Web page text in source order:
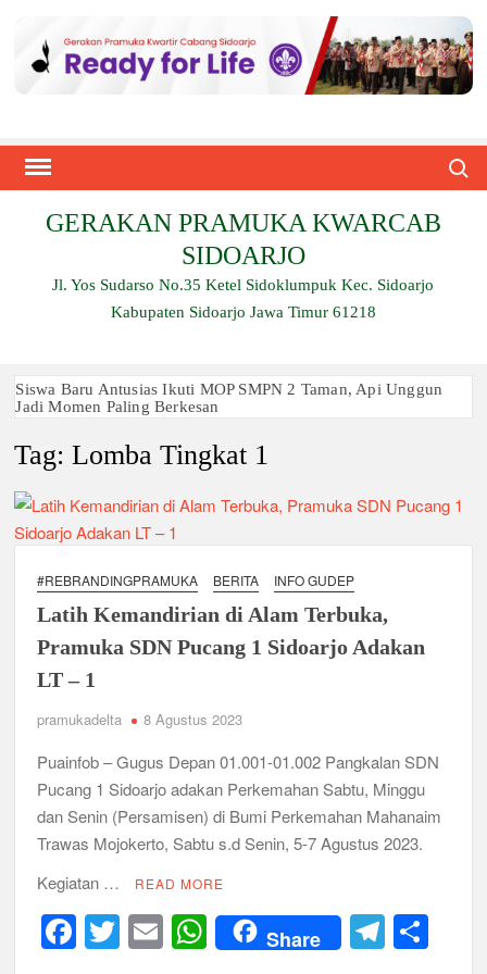
content
GERAKAN PRAMUKA KWARCAB
SIDOARJO
Jl. Yos Sudarso No.35 Ketel Sidoklumpuk Kec. Sidoarjo
Kabupaten Sidoarjo Jawa Timur 61218
Siswa Baru Antusias Ikuti MOP SMPN 2 Taman, Api Unggun
Jadi Momen Paling Berkesan
Berjalan 2 Kilometer hingga Taklukkan Beragam Ujian, Inilah
Ambalan SMAN 3 Sidoarjo Gelar Anjangsana dan Buka
Bersama 2026, Pererat Tali Persaudaraan
Relevansi Pemikiran Baden-Powell dalam Pembinaan
Generasi Muda di Era Digital
Semangat “Cerdas, Ceria, Cekatan” Warnai Pesta Siaga
Kwarran Sukodono Tahun 2026
Berkarakter, Berprestasi, Berbudi Luhur : Lomba Tingkat I
Cetak Generasi Tangguh
Pramuka SMKN 1 Jabon Tempa Disiplin dan Kepedulian
Sosial Melalui Jelajah Desa
Gemuruh Semangat di Pangkalan SMP YPM 1 Taman: Saat
Perkuat Kepemimpinan dan Demokrasi, Kwarran Jabon Gelar
Dianpinsa serta Musppanitera 2026
Tag:Lomba Tingkat 1
#REBRANDINGPRAMUKA BERITA INFO GUDEP
Latih Kemandirian di Alam Terbuka,
Pramuka SDN Pucang 1 Sidoarjo Adakan
LT – 1
pramukadelta 8 Agustus 2023
Puainfob – Gugus Depan 01.001-01.002 Pangkalan SDN
Pucang 1 Sidoarjo adakan Perkemahan Sabtu, Minggu
dan Senin (Persamisen) di Bumi Perkemahan Mahanaim
Trawas Mojokerto, Sabtu s.d Senin, 5-7 Agustus 2023.
Kegiatan …
READ MORE
F T E W Share T